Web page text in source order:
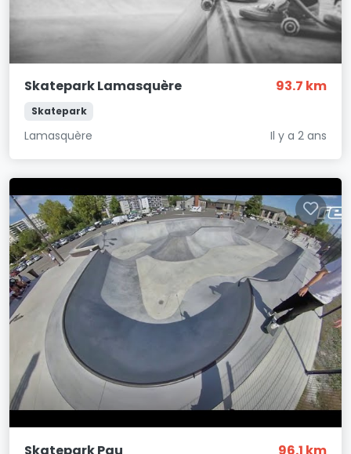
Skatepark Lamasquère 93.7 km
Skatepark
Lamasquère Il y a 2 ans
Skatepark Pau 96.1 km